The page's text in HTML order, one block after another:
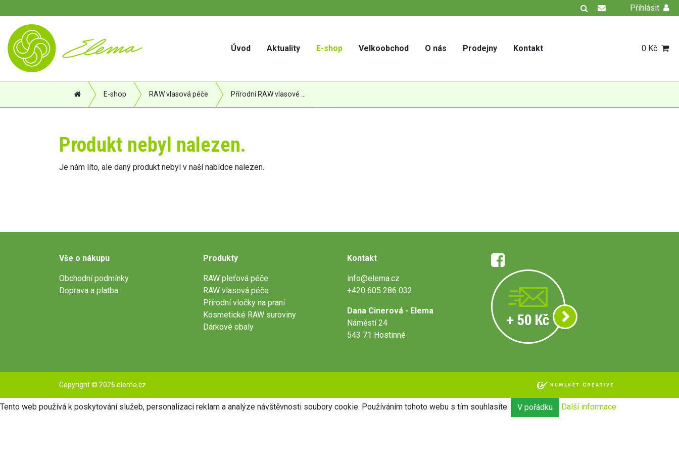
Přihlásit
Úvod Aktuality E-shop Velkoobchod O nás Prodejny Kontakt 0 Kč
E-shop RAW vlasová péče
Produkt nebyl nalezen.
Je nám líto, ale daný produkt nebyl v naší nabídce nalezen.
Vše o nákupu
Obchodní podmínky
Doprava a platba
Produkty
RAW pleťová péče
RAW vlasová péče
Přírodní vločky na praní
Kosmetické RAW suroviny
Dárkové obaly
Kontakt
info@elema.cz
+420 605 286 032
Dana Cinerová - Elema
Náměstí 24
543 71 Hostinné
Copyright © 2026 elema.cz
Tento web používá k poskytování služeb, personalizaci reklam a analýze návštěvnosti soubory cookie. Používáním tohoto webu s tím souhlasíte. V pořádku Další informace